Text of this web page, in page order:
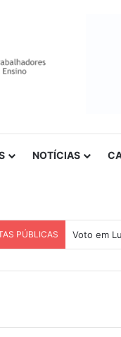
NOTÍCIAS
PÚBLICAS Voto em